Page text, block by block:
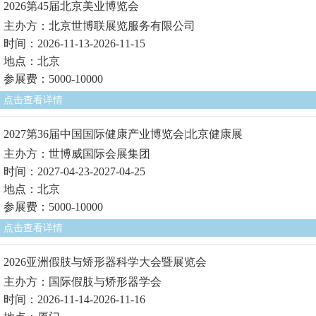
2026第45届北京美业博览会
主办方：北京世博联展览服务有限公司
时间：2026-11-13-2026-11-15
地点：北京
参展费：5000-10000
点击查看详情
2027第36届中国国际健康产业博览会|北京健康展
主办方：世博威国际会展集团
时间：2027-04-23-2027-04-25
地点：北京
参展费：5000-10000
点击查看详情
2026亚洲假肢与矫形器科学大会暨展览会
主办方：国际假肢与矫形器学会
时间：2026-11-14-2026-11-16